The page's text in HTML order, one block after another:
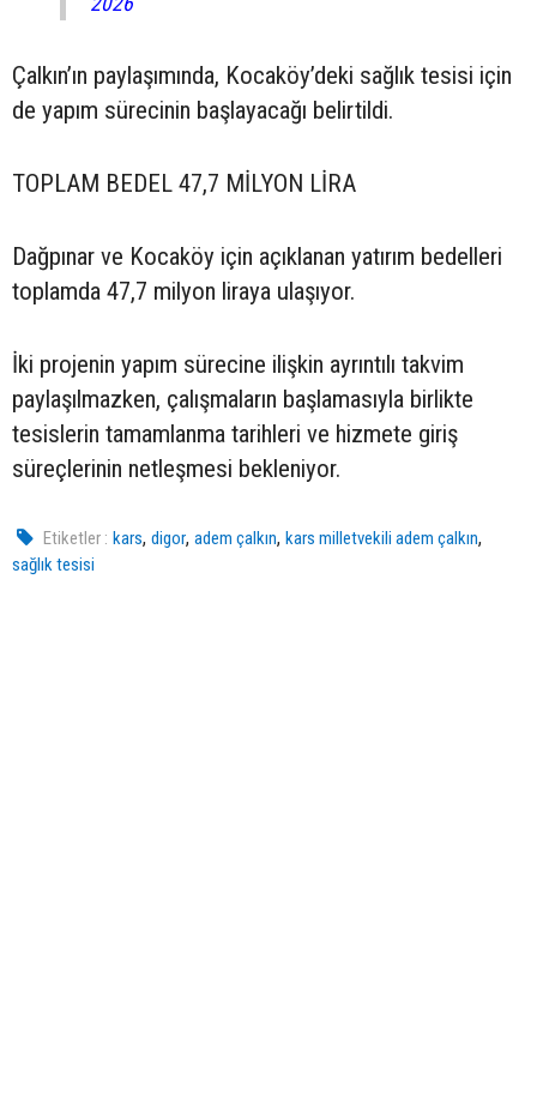
Çalkın’ın paylaşımında, Kocaköy’deki sağlık tesisi için
de yapım sürecinin başlayacağı belirtildi.
TOPLAM BEDEL 47,7 MİLYON LİRA
Dağpınar ve Kocaköy için açıklanan yatırım bedelleri
toplamda 47,7 milyon liraya ulaşıyor.
İki projenin yapım sürecine ilişkin ayrıntılı takvim
paylaşılmazken, çalışmaların başlamasıyla birlikte
tesislerin tamamlanma tarihleri ve hizmete giriş
süreçlerinin netleşmesi bekleniyor.
Etiketler : kars,digor,adem çalkın,kars milletvekili adem çalkın,
sağlık tesisi